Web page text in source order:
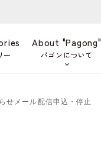
ー
About "Pagong"
パゴンについて
せメール配信申込・停止